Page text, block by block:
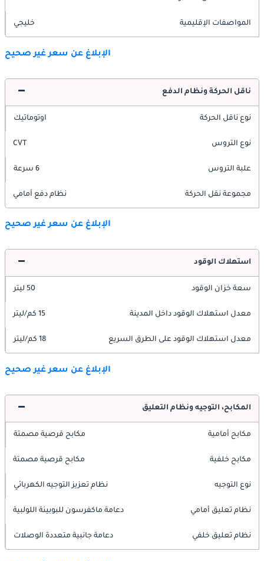
المواصفات الإقليمية خليجي
الإبلاغ عن سعر غير صحيح
ناقل الحركة ونظام الدفع
نوع ناقل الحركة اوتوماتيك
نوع التروس CVT
علبة التروس 6 سرعة
مجموعة نقل الحركة نظام دفع أمامي
الإبلاغ عن سعر غير صحيح
استهلاك الوقود
سعة خزان الوقود 50 ليتر
معدل استهلاك الوقود داخل المدينة 15 كم/ليتر
معدل استهلاك الوقود على الطرق السريع 18 كم/ليتر
الإبلاغ عن سعر غير صحيح
المكابح، التوجيه ونظام التعليق
مكابح أمامية مكابح قرصية مصمتة
مكابح خلفية مكابح قرصية مصمتة
نوع التوجيه نظام تعزيز التوجيه الكهربائي
نظام تعليق أمامي دعامة ماكفرسون للبوبينة اللولبية
نظام تعليق خلفي دعامة جانبية متعددة الوصلات